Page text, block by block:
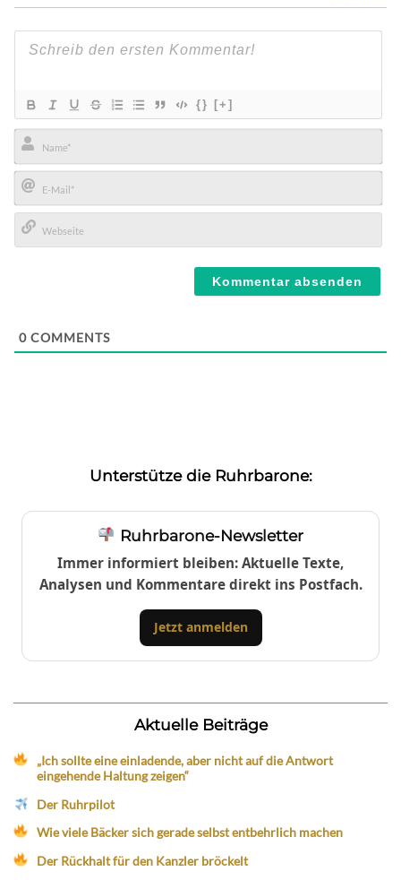
{} [+]
Name*
E-
Mail*
0 COMMENTS
Unterstütze die Ruhrbarone:
Ruhrbarone-Newsletter
Immer informiert bleiben: Aktuelle Texte,
Analysen und Kommentare direkt ins Postfach.
Jetzt anmelden
Aktuelle Beiträge
„Ich sollte eine einladende, aber nicht auf die Antwort
eingehende Haltung zeigen“
Der Ruhrpilot
Wie viele Bäcker sich gerade selbst entbehrlich machen
Der Rückhalt für den Kanzler bröckelt